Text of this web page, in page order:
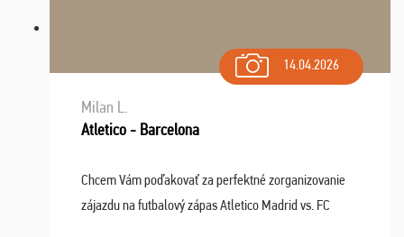
14.04.2026
Milan L.
Atletico - Barcelona
Chcem Vám poďakovať za perfektné zorganizovanie
zájazdu na futbalový zápas Atletico Madrid vs. FC